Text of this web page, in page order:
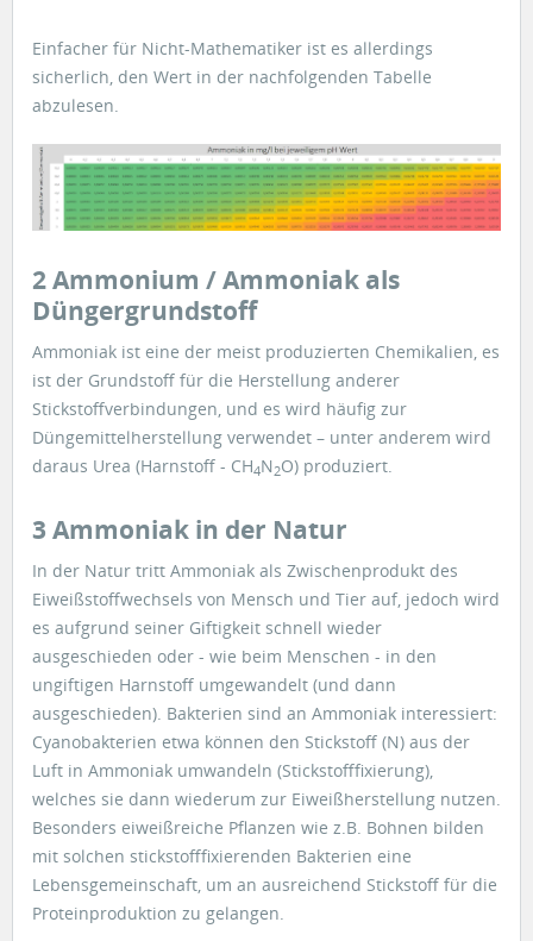
Einfacher für Nicht-Mathematiker ist es allerdings
sicherlich, den Wert in der nachfolgenden Tabelle
abzulesen.
2 Ammonium / Ammoniak als
Düngergrundstoff
Ammoniak ist eine der meist produzierten Chemikalien, es
ist der Grundstoff für die Herstellung anderer
Stickstoffverbindungen, und es wird häufig zur
Düngemittelherstellung verwendet – unter anderem wird
daraus Urea (Harnstoff - CH4N2O) produziert.
3 Ammoniak in der Natur
In der Natur tritt Ammoniak als Zwischenprodukt des
Eiweißstoffwechsels von Mensch und Tier auf, jedoch wird
es aufgrund seiner Giftigkeit schnell wieder
ausgeschieden oder - wie beim Menschen - in den
ungiftigen Harnstoff umgewandelt (und dann
ausgeschieden). Bakterien sind an Ammoniak interessiert:
Cyanobakterien etwa können den Stickstoff (N) aus der
Luft in Ammoniak umwandeln (Stickstofffixierung),
welches sie dann wiederum zur Eiweißherstellung nutzen.
Besonders eiweißreiche Pflanzen wie z.B. Bohnen bilden
mit solchen stickstofffixierenden Bakterien eine
Lebensgemeinschaft, um an ausreichend Stickstoff für die
Proteinproduktion zu gelangen.